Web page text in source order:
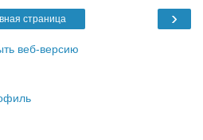
›
страница
веб-версию